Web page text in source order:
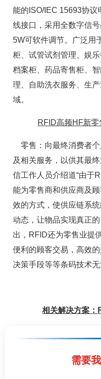
能的ISO/IEC 15693协议
线接口，采用全数字信
5W可软件调节。广泛用
柜、试管试剂管理、娱
档案柜、药品寄售柜、
理、自助洗衣服务、生
域。
RFID高频HF新
零售：向最终消费者个
及相关服务，以供其最
信工作人员介绍道“由于
能为零售商和供应商及
效的方式，使供应链系
动态，让物品实现真正
出，RFID还为零售业提
便利的顾客交易，高效
决策手段等等条码技术无
相关解决方案：
需要